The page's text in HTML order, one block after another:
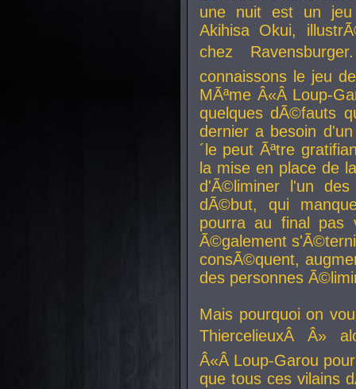
une nuit est un
Akihisa Okui,
chez
connaissons le jeu
MÃªme Â«Â Loup-
quelques dÃ©fauts
dernier a besoin
´le peut Ãªtre
la mise en place de
d'Ã©liminer l'un
dÃ©but, qui
pourra au final pas
Ã©galement
consÃ©quent,
des personnes
Mais pourquoi on
ThiercelieuxÂ Â»
Â«Â Loup-Garou
que tous ces vilains